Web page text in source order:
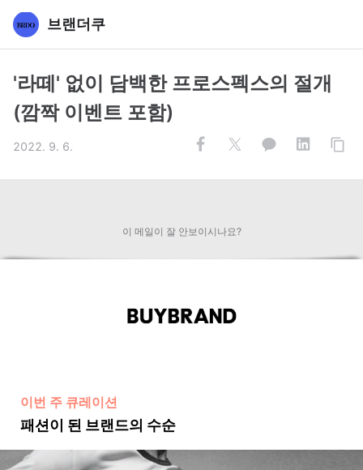
브랜더쿠
'라떼' 없이 담백한 프로스펙스의 절개
(깜짝 이벤트 포함)
2022. 9. 6.
이 메일이 잘 안보이시나요?
이번 주 큐레이션
패션이 된 브랜드의 수순